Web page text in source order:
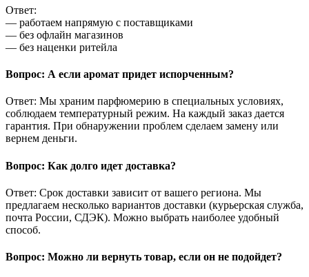
Ответ:
— работаем напрямую с поставщиками
— без офлайн магазинов
— без наценки ритейла
Вопрос: А если аромат придет испорченным?
Ответ: Мы храним парфюмерию в специальных условиях,
соблюдаем температурный режим. На каждый заказ дается
гарантия. При обнаружении проблем сделаем замену или
вернем деньги.
Вопрос: Как долго идет доставка?
Ответ: Срок доставки зависит от вашего региона. Мы
предлагаем несколько вариантов доставки (курьерская служба,
почта России, СДЭК). Можно выбрать наиболее удобный
способ.
Вопрос: Можно ли вернуть товар, если он не подойдет?